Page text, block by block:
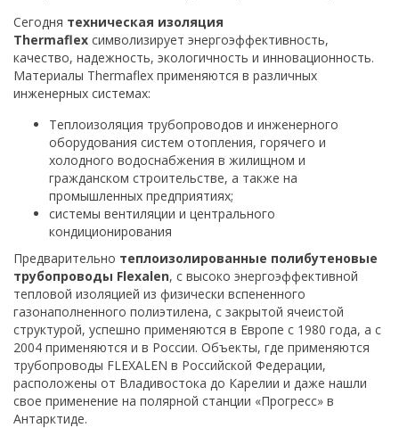
Сегодня техническая изоляция
Thermaflex символизирует энергоэффективность,
качество, надежность, экологичность и инновационность.
Материалы Thermaflex применяются в различных
инженерных системах:
Теплоизоляция трубопроводов и инженерного
оборудования систем отопления, горячего и
холодного водоснабжения в жилищном и
гражданском строительстве, а также на
промышленных предприятиях;
системы вентиляции и центрального
кондиционирования
Предварительно теплоизолированные полибутеновые
трубопроводы Flexalen, с высоко энергоэффективной
тепловой изоляцией из физически вспененного
газонаполненного полиэтилена, с закрытой ячеистой
структурой, успешно применяются в Европе с 1980 года, а с
2004 применяются и в России. Объекты, где применяются
трубопроводы FLEXALEN в Российской Федерации,
расположены от Владивостока до Карелии и даже нашли
свое применение на полярной станции «Прогресс» в
Антарктиде.